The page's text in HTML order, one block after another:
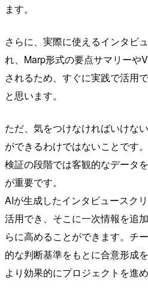
ます。
さらに、実際に使えるインタビ
れ、Marp形式の要点サマリーや
されるため、すぐに実践で活用
と思います。
ただ、気をつけなければいけな
ができるわけではないことです。
検証の段階では客観的なデータ
が重要です。
AIが生成したインタビュースク
活用でき、そこに一次情報を追
らに高めることができます。チ
的な判断基準をもとに合意形成
より効果的にプロジェクトを進め